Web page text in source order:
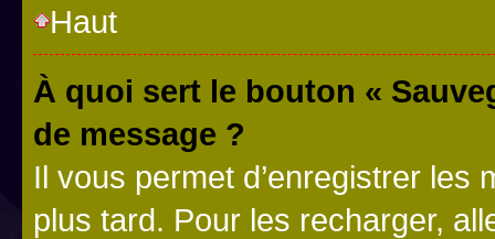
Haut
À quoi sert le bouton «
de message ?
Il vous permet d’enregistrer
plus tard. Pour les recharger,